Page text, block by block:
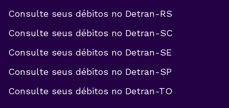
Consulte seus débitos no Detran-RS
Consulte seus débitos no Detran-SC
Consulte seus débitos no Detran-SE
Consulte seus débitos no Detran-SP
Consulte seus débitos no Detran-TO